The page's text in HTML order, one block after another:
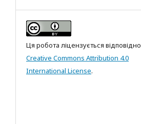
Ця робота ліцензується
Creative Commons Attribution 4.0
International License.